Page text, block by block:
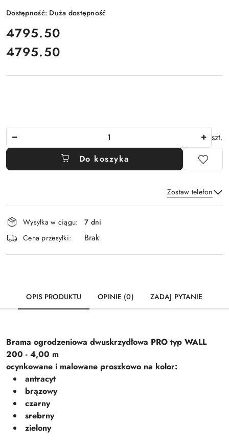
Dostępność: Duża dostępność
cena:
4795.50
Cena:
4795.50
szt.
Do koszyka
Zostaw telefon
Dostępność
i
dostawa
Wysyłka w ciągu:
7 dni
Cena przesyłki:
Brak
OPIS PRODUKTU OPINIE (0) ZADAJ PYTANIE
Brama ogrodzeniowa dwuskrzydłowa PRO typ WALL
200 - 4,00 m
ocynkowane i malowane proszkowo na kolor:
antracyt
brązowy
czarny
srebrny
zielony